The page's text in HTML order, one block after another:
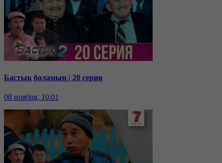
Бастық боламын | 20 серия
08 ноября, 10:01